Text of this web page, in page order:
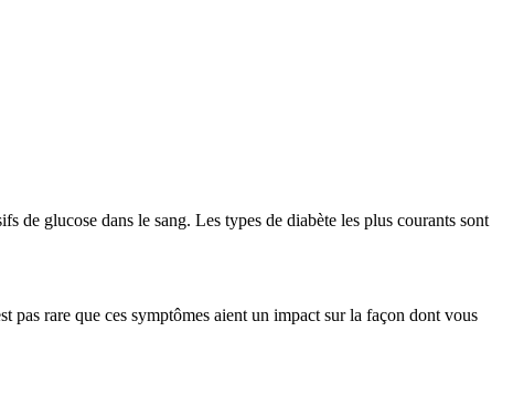
de glucose dans le sang. Les types de diabète les plus courants sont
pas rare que ces symptômes aient un impact sur la façon dont vous